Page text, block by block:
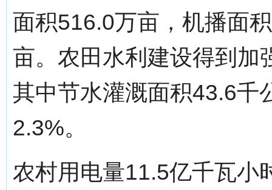
面积516.0万亩，机播面
亩。农田水利建设得到加
其中节水灌溉面积43.6千
2.3%。
农村用电量11.5亿千瓦小